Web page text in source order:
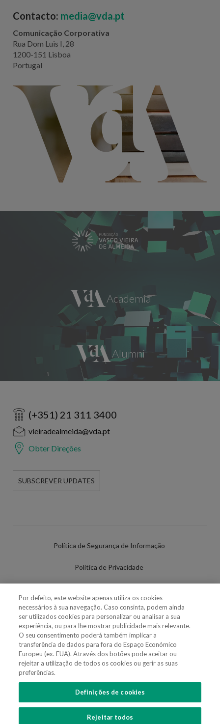
Contacto: media@vda.pt
Comunicação Corporativa
Rua Dom Luis I, 28
1200-151 Lisboa
Portugal
(+351) 21 311 3400
vieiradealmeida@vda.pt
Obter Direções
SUBSCREVER UPDATES
Política de Segurança de Informação
Política de Privacidade
Política de Cookies
Definições de cookies
Uso Fraudulento Nome/Marca
SIGA-NOS
Por defeito, este website apenas utiliza os cookies
necessários à sua navegação. Caso consinta, podem ainda
ser utilizados cookies para personalizar ou analisar a sua
experiência, ou para lhe mostrar publicidade mais relevante.
O seu consentimento poderá também implicar a
transferência de dados para fora do Espaço Económico
Europeu (ex. EUA). Através dos botões pode aceitar ou
rejeitar a utilização de todos os cookies ou gerir as suas
preferências.
Definições de cookies
Rejeitar todos